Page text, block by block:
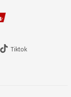
Tiktok